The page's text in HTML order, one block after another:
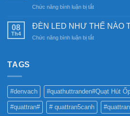
nghệ
sáng
Đèn
Nam
6SS-
Chức năng bình luận bị tắtở
NÊN
DỤNG
QUẢNG
CÁO?
08
Th4
ĐÈN LED NHƯ THẾ NÀO
Chức năng bình luận bị tắtở
TỐT
NHẤT
?
TAGS
#denvach #quathuttranden#Quạt Hút
#quattran# # quattran5canh